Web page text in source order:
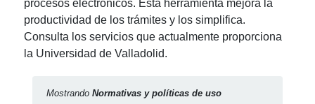
procesos electrónicos. Esta herramienta mejora la
productividad de los trámites y los simplifica.
Consulta los servicios que actualmente proporciona
la Universidad de Valladolid.
Mostrando Normativas y políticas de uso